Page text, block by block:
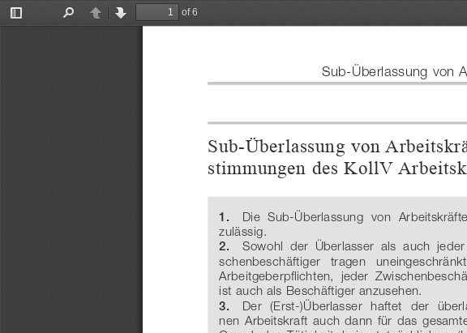
Toggle
PreviousNext
of 6
Sub-Überlassung von
1.
Die  Sub-Überlassung  von
zulässig.
2.
Sowohl  der  Überlasser  als  auch  jeder
schenbeschäftiger   tragen
Arbeitgeberpflichten,  jeder
ist auch als Beschäftiger anzusehen.
3.
Der  (Erst-)Überlasser  haftet  der
nen  Arbeitskraft  auch  dann  für  das
Sub-Überlassung von
stimmungen des KollV